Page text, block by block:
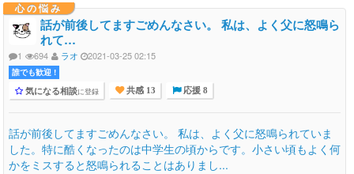
心の悩み
話が前後してますごめんなさい。 私は、よく父に怒鳴ら
れて…
1 694 ラオ 2021-03-25 02:15
誰でも歓迎 !
気になる相談に登録 共感 13 応援 8
話が前後してますごめんなさい。 私は、よく父に怒鳴られていま
した。特に酷くなったのは中学生の頃からです。小さい頃もよく何
かをミスすると怒鳴られることはありまし...